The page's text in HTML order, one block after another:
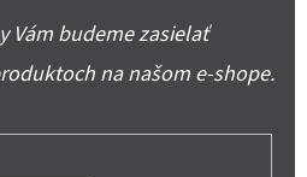
Vám budeme zasielať
na našom e-shope.